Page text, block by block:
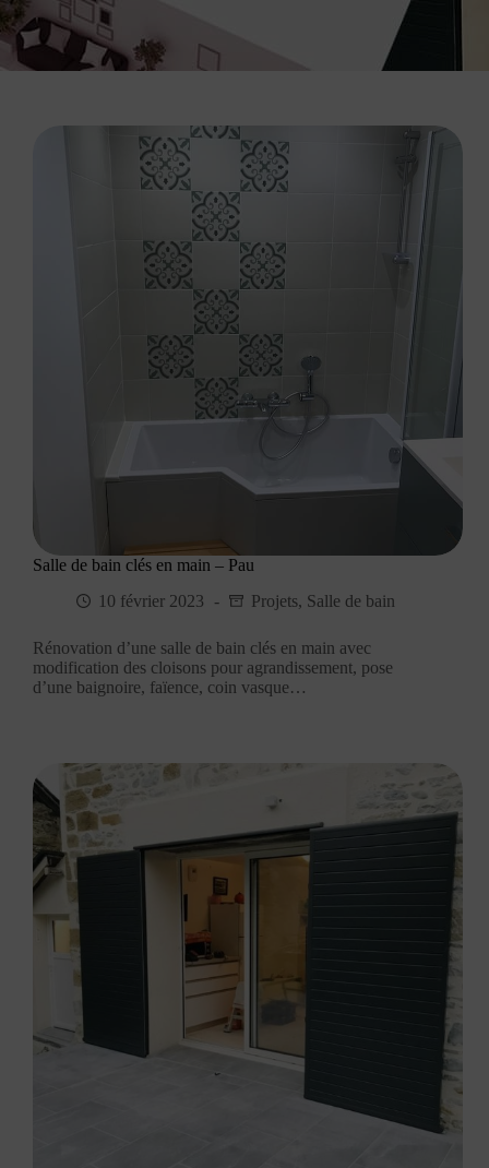
Salle de bain clés en main – Pau
10 février 2023
Projets, Salle de bain
Rénovation d’une salle de bain clés en main avec
modification des cloisons pour agrandissement, pose
d’une baignoire, faïence, coin vasque…